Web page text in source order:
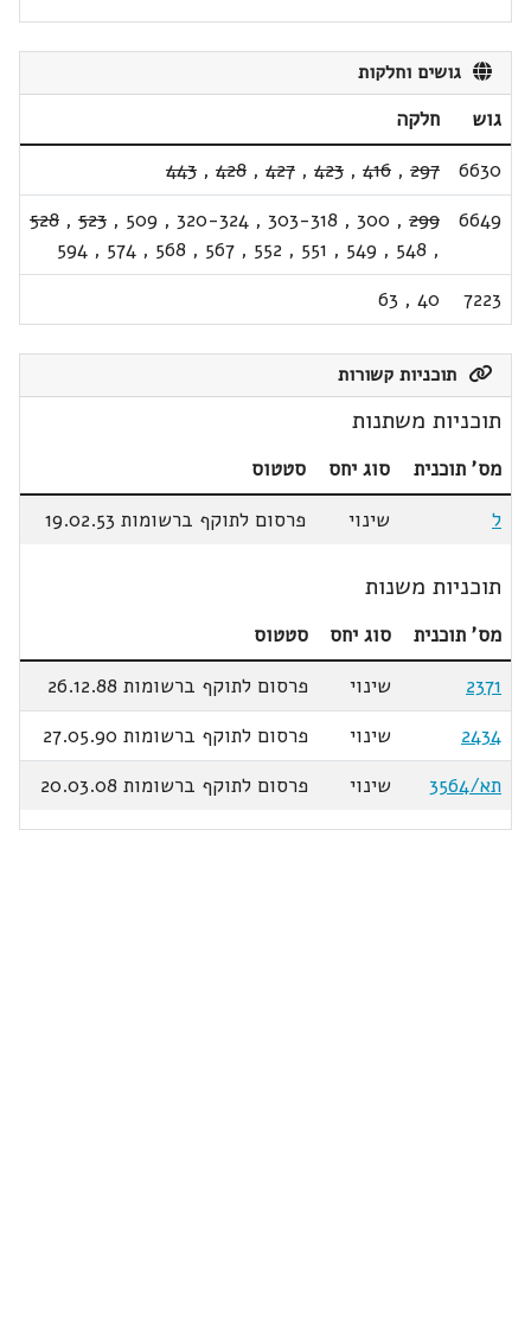
גושים וחלקות
גוש
חלקה
6630
297
,
416
,
423
,
427
,
428
,
443
6649
299
,
300
,
303-318
,
320-324
,
509
,
523
,
528
,
548
,
549
,
551
,
552
,
567
,
568
,
574
,
594
7223
40
,
63
תוכניות קשורות
תוכניות משתנות
מס' תוכנית סוג יחס
סטטוס
ל
שינוי פרסום לתוקף ברשומות 19.02.53
תוכניות משנות
מס' תוכנית סוג יחס
סטטוס
2371
שינוי
פרסום לתוקף ברשומות 26.12.88
2434
שינוי
פרסום לתוקף ברשומות 27.05.90
תא/3564
שינוי פרסום לתוקף ברשומות 20.03.08